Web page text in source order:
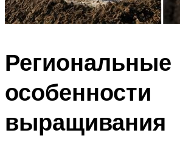
Региональные
особенности
выращивания